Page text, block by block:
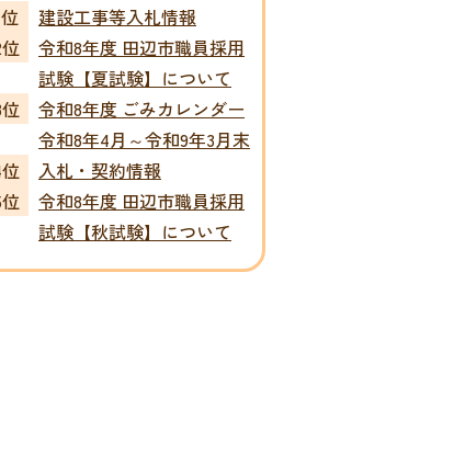
建設工事等入札情報
令和8年度 田辺市職員採用
試験【夏試験】について
令和8年度 ごみカレンダー
令和8年4月～令和9年3月末
入札・契約情報
令和8年度 田辺市職員採用
試験【秋試験】について